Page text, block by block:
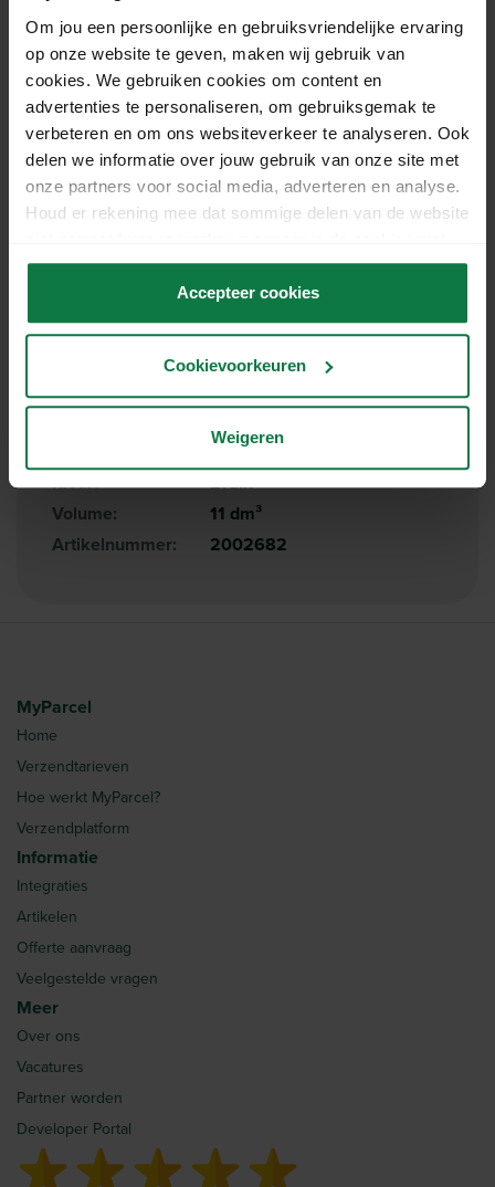
Om jou een persoonlijke en gebruiksvriendelijke ervaring
op onze website te geven, maken wij gebruik van
cookies. We gebruiken cookies om content en
advertenties te personaliseren, om gebruiksgemak te
verbeteren en om ons websiteverkeer te analyseren. Ook
delen we informatie over jouw gebruik van onze site met
onze partners voor social media, adverteren en analyse.
Houd er rekening mee dat sommige delen van de website
accepteert.
Accepteer cookies
Cookievoorkeuren
Weigeren
ook wel Do Good Bag, verpak je eenvoudig jouw
bestellingen en verstuur je ze zonder loze ruimte.
Daarnaast biedt de scheurstrip jouw klant gemak
tijdens bij het uitpakken van zijn bestelling.
Verstuur je jouw producten liever in een
kartonnen grotere verpakking? Bekijk dan ook
onzeenkelgolf verzenddozen
of
brievenbusdozen
Specificaties
Lengte:
Hoogte:
Kleur:
Volume:
Artikelnummer:
43 cm
32 cm
8 cm
Gerecycled kraftpapier
Bruin
11 dm³
2002682
MyParcel
Home
Verzendtarieven
Hoe werkt MyParcel?
Verzendplatform
Informatie
Integraties
Artikelen
Offerte aanvraag
Veelgestelde vragen
Meer
Over ons
Vacatures
Partner worden
Developer Portal